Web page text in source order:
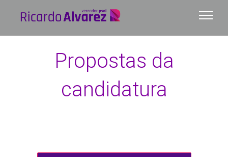
conteúdo
Propostas da
candidatura